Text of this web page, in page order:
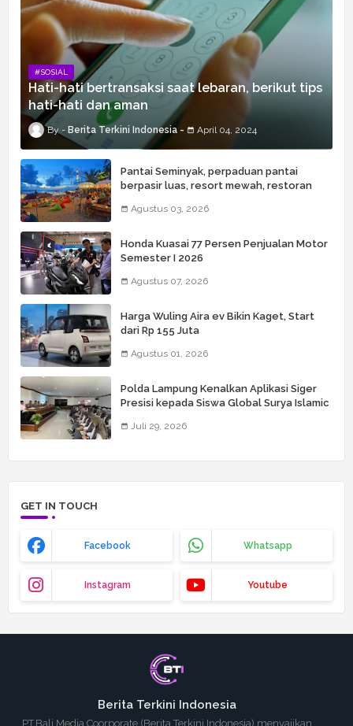
#SOSIAL
Hati-hati bertransaksi saat lebaran, berikut tips
hati-hati dan aman
Berita Terkini Indonesia April 04, 2024
Pantai Seminyak, perpaduan pantai
berpasir luas, resort mewah, restoran
Agustus 03, 2026
Honda Kuasai 77 Persen Penjualan Motor
Semester I 2026
Agustus 07, 2026
Harga Wuling Aira ev Bikin Kaget, Start
dari Rp 155 Juta
Agustus 01, 2026
Polda Lampung Kenalkan Aplikasi Siger
Presisi kepada Siswa Global Surya Islamic
Juli 29, 2026
GET IN TOUCH
Facebook Whatsapp
Instagram Youtube
Berita Terkini Indonesia
PT.Bali Media Coorporate (Berita Terkini Indonesia) menyajikan